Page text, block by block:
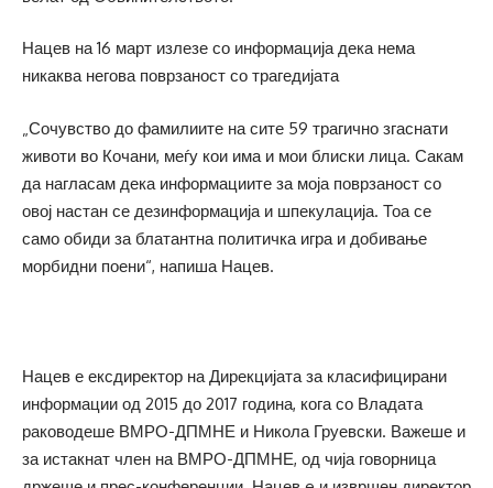
Нацев на 16 март излезе со информација дека нема
никаква негова поврзаност со трагедијата
„Сочувство до фамилиите на сите 59 трагично згаснати
животи во Кочани, меѓу кои има и мои блиски лица. Сакам
да нагласам дека информациите за моја поврзаност со
овој настан се дезинформација и шпекулација. Тоа се
само обиди за блатантна политичка игра и добивање
морбидни поени“, напиша Нацев.
Нацев е ексдиректор на Дирекцијата за класифицирани
информации од 2015 до 2017 година, кога со Владата
раководеше ВМРО-ДПМНЕ и Никола Груевски. Важеше и
за истакнат член на ВМРО-ДПМНЕ, од чија говорница